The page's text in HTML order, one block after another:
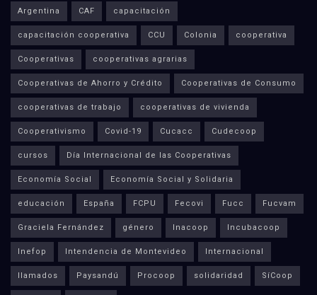
Argentina CAF capacitación
capacitación cooperativa CCU Colonia cooperativa
Cooperativas cooperativas agrarias
Cooperativas de Ahorro y Crédito Cooperativas de Consumo
cooperativas de trabajo cooperativas de vivienda
Cooperativismo Covid-19 Cucacc Cudecoop
cursos Día Internacional de las Cooperativas
Economía Social Economía Social y Solidaria
educación España FCPU Fecovi Fucc Fucvam
Graciela Fernández género Inacoop Incubacoop
Inefop Intendencia de Montevideo Internacional
llamados Paysandú Procoop solidaridad SíCoop